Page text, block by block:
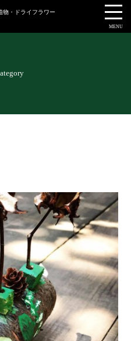
物・ドライフラワー
MENU